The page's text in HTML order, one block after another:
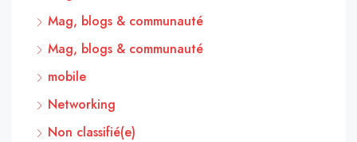
Mag, blogs & communauté
Mag, blogs & communauté
mobile
Networking
Non classifié(e)